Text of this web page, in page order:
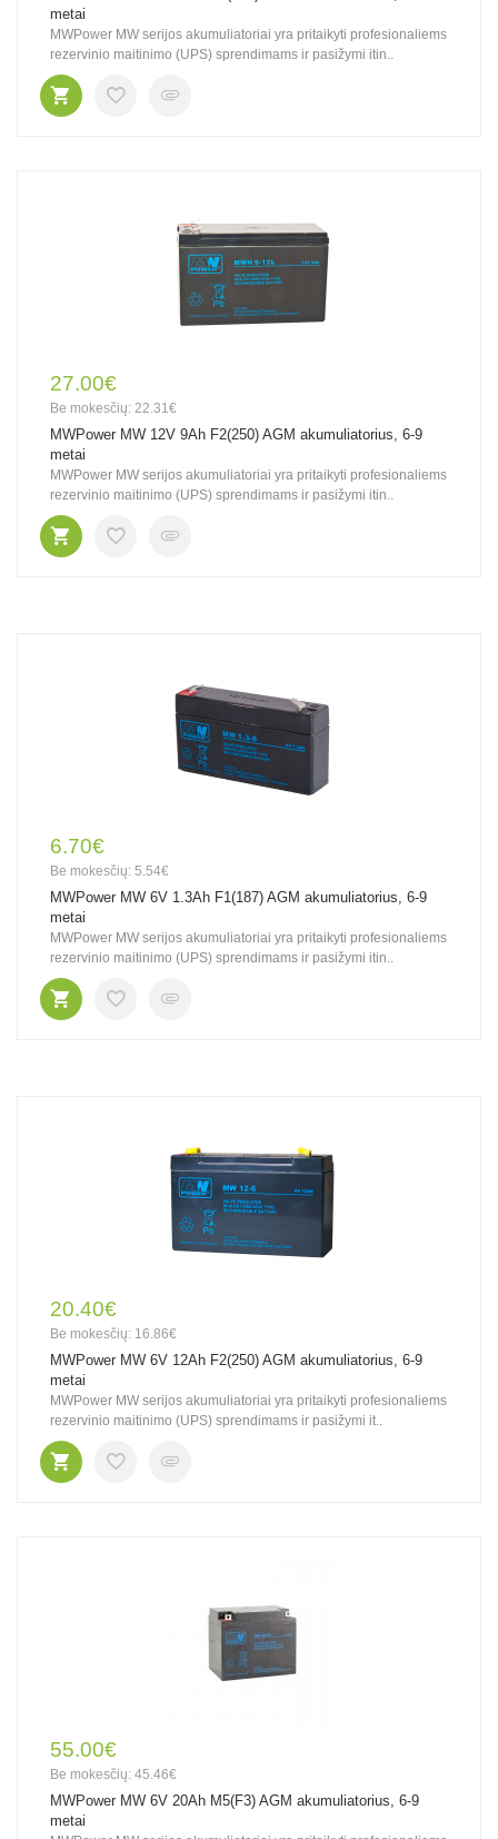
metai
MWPower MW serijos akumuliatoriai yra pritaikyti profesionaliems
rezervinio maitinimo (UPS) sprendimams ir pasižymi itin..
27.00€
Be mokesčių: 22.31€
MWPower MW 12V 9Ah F2(250) AGM akumuliatorius, 6-9
metai
MWPower MW serijos akumuliatoriai yra pritaikyti profesionaliems
rezervinio maitinimo (UPS) sprendimams ir pasižymi itin..
6.70€
Be mokesčių: 5.54€
MWPower MW 6V 1.3Ah F1(187) AGM akumuliatorius, 6-9
metai
MWPower MW serijos akumuliatoriai yra pritaikyti profesionaliems
rezervinio maitinimo (UPS) sprendimams ir pasižymi itin..
20.40€
Be mokesčių: 16.86€
MWPower MW 6V 12Ah F2(250) AGM akumuliatorius, 6-9
metai
MWPower MW serijos akumuliatoriai yra pritaikyti profesionaliems
rezervinio maitinimo (UPS) sprendimams ir pasižymi it..
55.00€
Be mokesčių: 45.46€
MWPower MW 6V 20Ah M5(F3) AGM akumuliatorius, 6-9
metai